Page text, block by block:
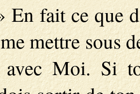
fait ce que
mettre sous
avec Moi. Si